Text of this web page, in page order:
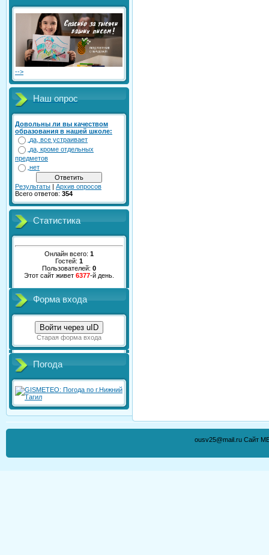
-->
Наш опрос
Довольны ли вы качеством
образования в нашей школе:
да, все устраивает
да, кроме отдельных
предметов
нет
Результаты | Архив опросов
Всего ответов: 354
Статистика
Онлайн всего: 1
Гостей: 1
Пользователей: 0
Этот сайт живет 6377-й день.
Форма входа
Войти через uID
Старая форма входа
Погода
ousv25@mail.ru Сайт